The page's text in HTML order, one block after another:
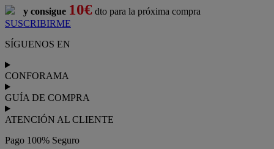
y consigue 10€ dto para la próxima compra
SUSCRIBIRME
SÍGUENOS EN
CONFORAMA
GUÍA DE COMPRA
ATENCIÓN AL CLIENTE
Pago 100% Seguro